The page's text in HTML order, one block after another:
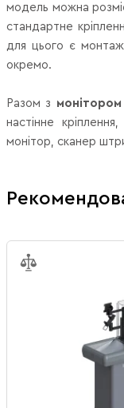
модель можна
стандартне
для цього є
окремо.
Разом з монітором
настінне
монітор, сканер